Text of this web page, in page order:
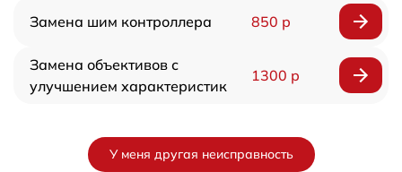
Замена шим контроллера 850 р
Замена объективов с
улучшением характеристик
1300 р
У меня другая неисправность